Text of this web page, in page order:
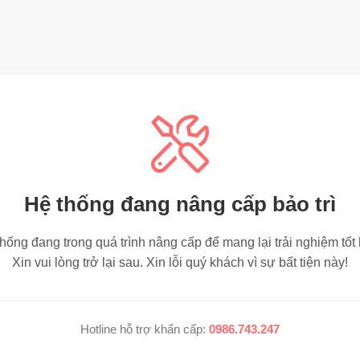
Hệ thống đang nâng cấp bảo trì
đang trong quá trình nâng cấp để mang lại trải nghiệm tốt
Xin vui lòng trở lại sau. Xin lỗi quý khách vì sự bất tiện này!
Hotline hỗ trợ khẩn cấp: 0986.743.247